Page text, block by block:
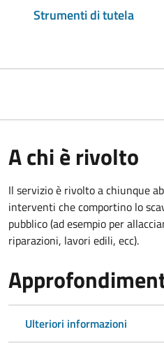
Strumenti di tutela
A chi è rivolto
Il servizio è rivolto a chiunque
interventi che comportino lo
pubblico (ad esempio per
riparazioni, lavori edili, ecc).
Ulteriori informazioni